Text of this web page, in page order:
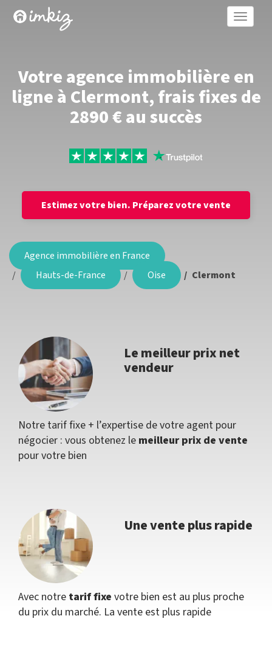
Toggle
Votre agence immobilière en
ligne à Clermont, frais fixes de
2890 € au succès
Estimez votre bien. Préparez votre vente
Agence immobilière en France
Hauts-de-France
Oise Clermont
Le meilleur prix net
vendeur
Notre tarif fixe + l’expertise de votre agent pour
négocier : vous obtenez le meilleur prix de vente
pour votre bien
Une vente plus rapide
Avec notre tarif fixe votre bien est au plus proche
du prix du marché. La vente est plus rapide